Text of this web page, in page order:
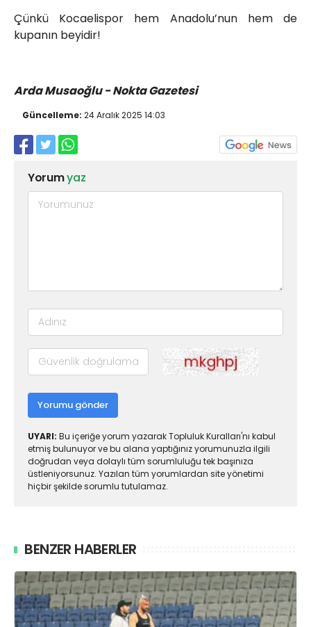
Çünkü Kocaelispor hem Anadolu’nun hem de
kupanın beyidir!
Arda Musaoğlu - Nokta Gazetesi
Güncelleme: 24 Aralık 2025 14:03
Yorumyaz
Yorumu gönder
UYARI: Bu içeriğe yorum yazarak Topluluk Kuralları'nı kabul
etmiş bulunuyor ve bu alana yaptığınız yorumunuzla ilgili
doğrudan veya dolaylı tüm sorumluluğu tek başınıza
üstleniyorsunuz. Yazılan tüm yorumlardan site yönetimi
hiçbir şekilde sorumlu tutulamaz.
BENZER HABERLER